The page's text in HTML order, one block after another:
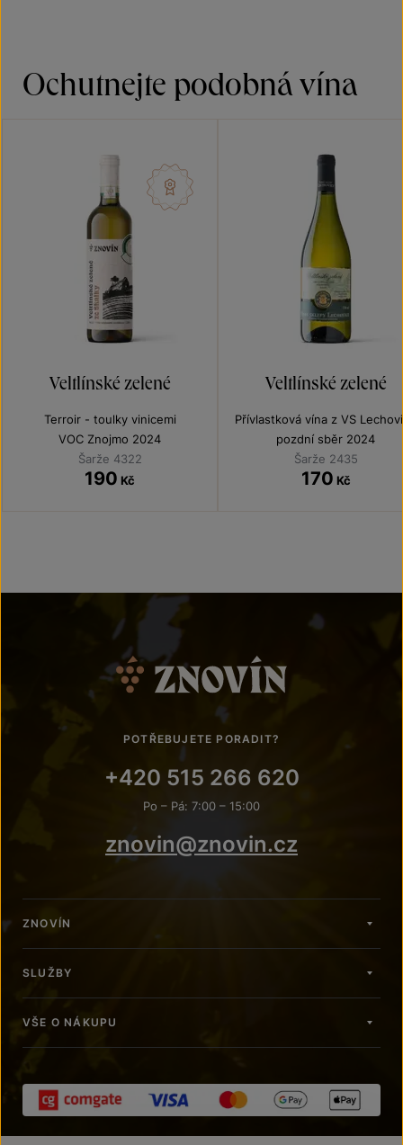
Ochutnejte podobná vína
Veltlínské zelené
Terroir - toulky vinicemi
VOC Znojmo 2024
Šarže 4322
190 Kč
Veltlínské zelené
Přívlastková vína z VS
pozdní sběr 2024
Šarže 2435
170 Kč
POTŘEBUJETE PORADIT?
+420 515 266 620
Po – Pá: 7:00 – 15:00
znovin@znovin.cz
ZNOVÍN
SLUŽBY
VŠE O NÁKUPU